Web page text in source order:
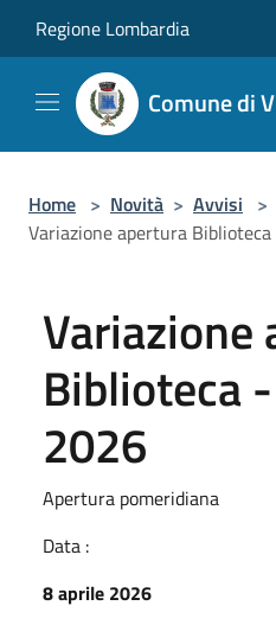
Regione Lombardia
Comune di
Home > Novità > Avvisi >
Variazione apertura
Variazione
Biblioteca
2026
Apertura pomeridiana
Data :
8 aprile 2026